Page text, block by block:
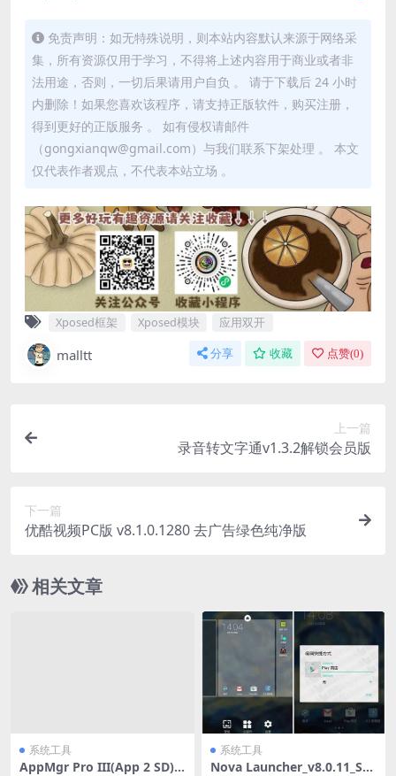
免责声明：如无特殊说明，则本站内容默认来源于网络采
集，所有资源仅用于学习，不得将上述内容用于商业或者非
法用途，否则，一切后果请用户自负 。 请于下载后 24 小时
内删除！如果您喜欢该程序，请支持正版软件，购买注册，
得到更好的正版服务 。 如有侵权请邮件
（gongxianqw@gmail.com）与我们联系下架处理 。 本文
仅代表作者观点，不代表本站立场 。
Xposed框架 Xposed模块 应用双开
malltt 分享 收藏 点赞(0)
上一篇
录音转文字通v1.3.2解锁会员版
下一篇
优酷视频PC版 v8.1.0.1280 去广告绿色纯净版
相关文章
系统工具
AppMgr Pro III(App 2 SD)v
系统工具
Nova Launcher_v8.0.11_Sta